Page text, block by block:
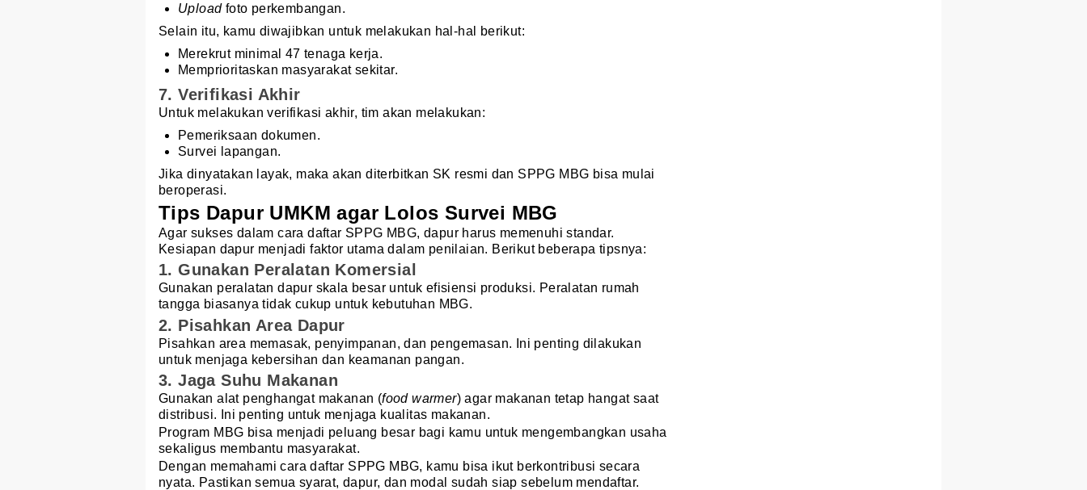
Upload foto perkembangan.
Selain itu, kamu diwajibkan untuk melakukan hal-hal berikut:
Merekrut minimal 47 tenaga kerja.
Memprioritaskan masyarakat sekitar.
7. Verifikasi Akhir
Untuk melakukan verifikasi akhir, tim akan melakukan:
Pemeriksaan dokumen.
Survei lapangan.
Jika dinyatakan layak, maka akan diterbitkan SK resmi dan SPPG MBG bisa mulai
beroperasi.
Tips Dapur UMKM agar Lolos Survei MBG
Agar sukses dalam cara daftar SPPG MBG, dapur harus memenuhi standar.
Kesiapan dapur menjadi faktor utama dalam penilaian. Berikut beberapa tipsnya:
1. Gunakan Peralatan Komersial
Gunakan peralatan dapur skala besar untuk efisiensi produksi. Peralatan rumah
tangga biasanya tidak cukup untuk kebutuhan MBG.
2. Pisahkan Area Dapur
Pisahkan area memasak, penyimpanan, dan pengemasan. Ini penting dilakukan
untuk menjaga kebersihan dan keamanan pangan.
3. Jaga Suhu Makanan
Gunakan alat penghangat makanan (food warmer) agar makanan tetap hangat saat
distribusi. Ini penting untuk menjaga kualitas makanan.
Program MBG bisa menjadi peluang besar bagi kamu untuk mengembangkan usaha
sekaligus membantu masyarakat.
Dengan memahami cara daftar SPPG MBG, kamu bisa ikut berkontribusi secara
nyata. Pastikan semua syarat, dapur, dan modal sudah siap sebelum mendaftar.